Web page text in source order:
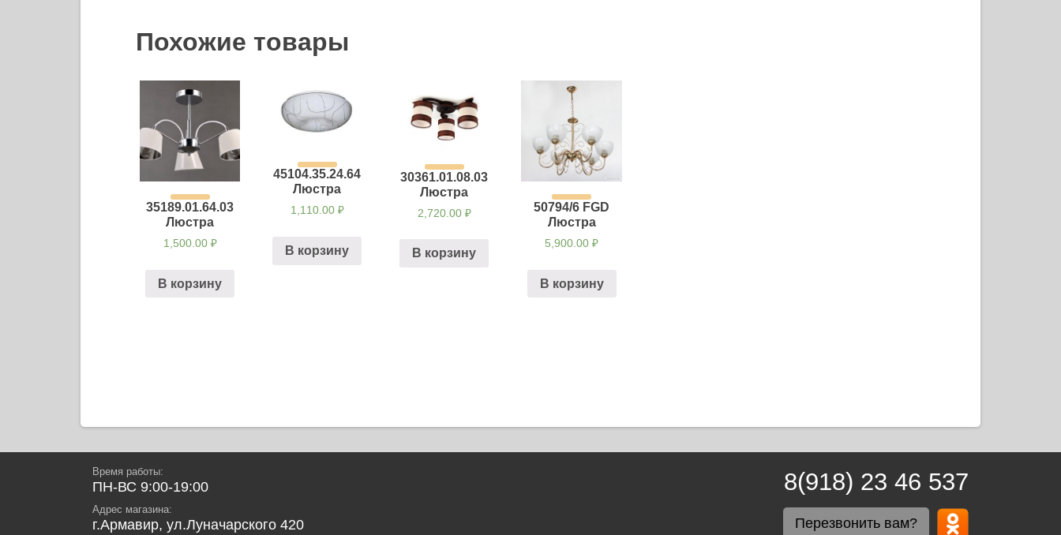
Похожие товары
35189.01.64.03
Люстра
1,500.00 ₽
В корзину
45104.35.24.64
Люстра
1,110.00 ₽
В корзину
30361.01.08.03
Люстра
2,720.00 ₽
В корзину
50794/6 FGD
Люстра
5,900.00₽
В корзину
по
записям
Время работы:
ПН-ВС 9:00-19:00
Адрес магазина:
г.Армавир, ул.Луначарского 420
8(918) 23 46 537
Перезвонить вам?